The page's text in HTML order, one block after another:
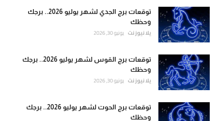
توقعات برج الجدي لشهر يوليو 2026.. برجك
وحظك
يلا نيوز نت يونيو 30, 2026
توقعات برج القوس لشهر يوليو 2026.. برجك
وحظك
يلا نيوز نت يونيو 30, 2026
توقعات برج الحوت لشهر يوليو 2026.. برجك
وحظك